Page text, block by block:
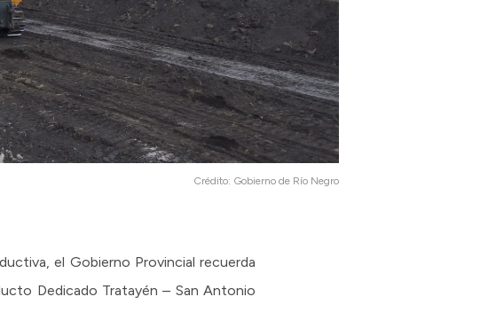
Crédito: Gobierno de Río Negro
el Gobierno Provincial recuerda
Dedicado Tratayén – San Antonio